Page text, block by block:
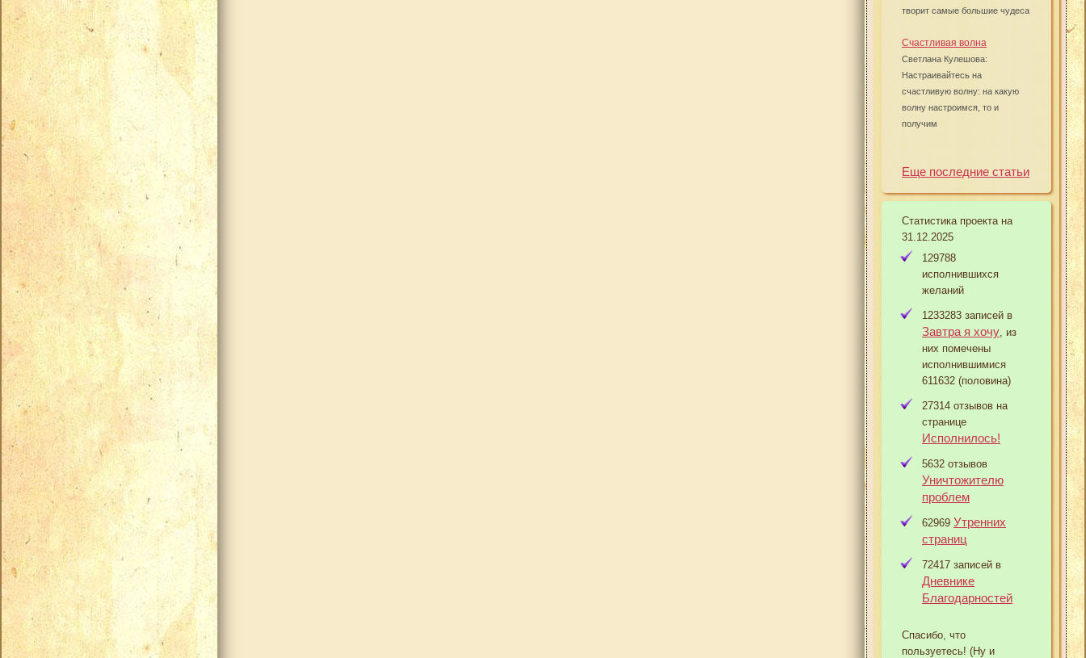
творит самые большие чудеса
Счастливая волна
Светлана Кулешова:
Настраивайтесь на
счастливую волну: на какую
волну настроимся, то и
получим
Еще последние статьи
Статистика проекта на
31.12.2025
129788
исполнившихся
желаний
1233283 записей в
Завтра я хочу , из
них помечены
исполнившимися
611632 (половина)
27314 отзывов на
странице
Исполнилось!
5632 отзывов
Уничтожителю
проблем
62969 Утренних
страниц
72417 записей в
Дневнике
Благодарностей
Спасибо, что
пользуетесь! (Ну и